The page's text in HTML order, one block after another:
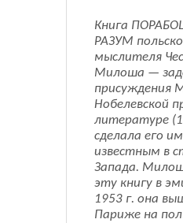
Книга
РАЗУМ
мыслителя
Милоша —
присуждения
Нобелевской
литературе
сделала его
известным в
Запада.
эту книгу в
1953 г. она
Париже на